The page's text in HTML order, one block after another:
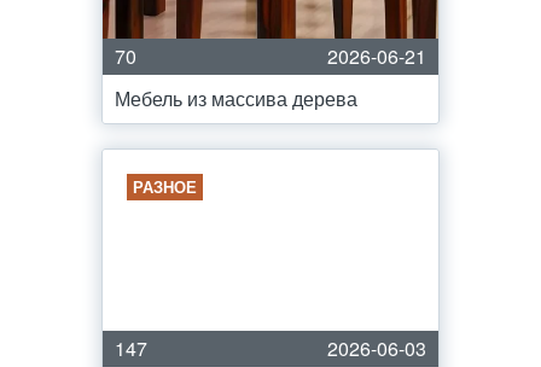
70
2026-06-21
Мебель из массива дерева
РАЗНОЕ
147
2026-06-03